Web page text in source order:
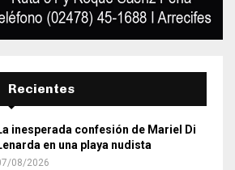
Recientes
inesperada confesión de Mariel Di
en una playa nudista
08/2026